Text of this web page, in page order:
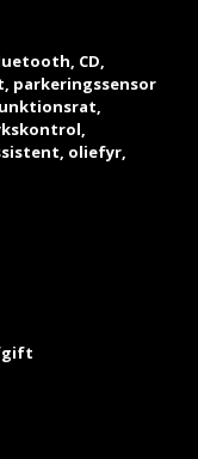
CD,
parkeringssensor
oliefyr,